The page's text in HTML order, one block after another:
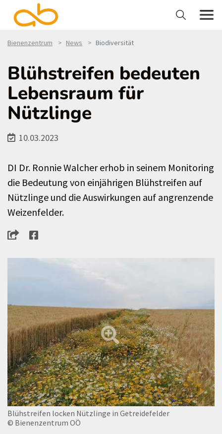
Bienenzentrum News Biodiversität
Blühstreifen bedeuten
Lebensraum für
Nützlinge
10.03.2023
DI Dr. Ronnie Walcher erhob in seinem Monitoring
die Bedeutung von einjährigen Blühstreifen auf
Nützlinge und die Auswirkungen auf angrenzende
Weizenfelder.
Blühstreifen locken Nützlinge in Getreidefelder
© Bienenzentrum OÖ